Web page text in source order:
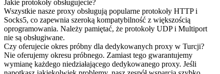
Jakie protokoły obsługujecie?
Wszystkie nasze proxy obsługują popularne protokoły HTTP i
Socks5, co zapewnia szeroką kompatybilność z większością
oprogramowania. Należy pamiętać, że protokoły UDP i Multiport
nie są obsługiwane.
Czy oferujecie okres próbny dla dedykowanych proxy w Turcji?
Nie oferujemy okresu próbnego. Zamiast tego gwarantujemy
wymianę każdego niedziałającego dedykowanego proxy. Jeśli